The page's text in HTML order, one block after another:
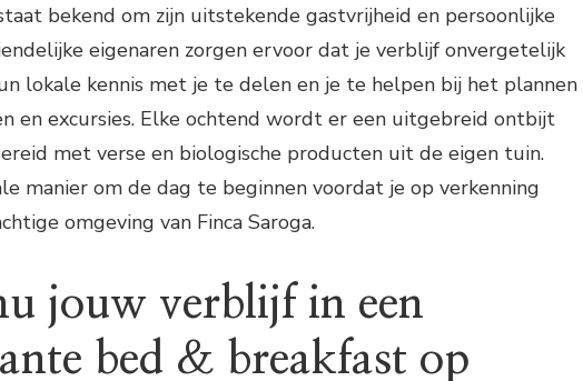
bekend om zijn uitstekende gastvrijheid en persoonlijke
eigenaren zorgen ervoor dat je verblijf onvergetelijk
lokale kennis met je te delen en je te helpen bij het plannen
en excursies. Elke ochtend wordt er een uitgebreid ontbijt
met verse en biologische producten uit de eigen tuin.
manier om de dag te beginnen voordat je op verkenning
omgeving van Finca Saroga.
jouw verblijf in een
bed & breakfast op